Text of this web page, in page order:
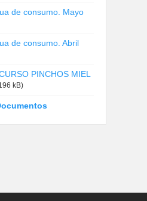
de consumo. Mayo
de consumo. Abril
PINCHOS MIEL
kB)